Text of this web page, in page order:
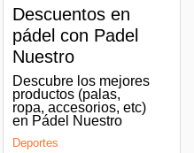
Descuentos en
pádel con Padel
Nuestro
Descubre los mejores
productos (palas,
ropa, accesorios, etc)
en Pádel Nuestro
Deportes